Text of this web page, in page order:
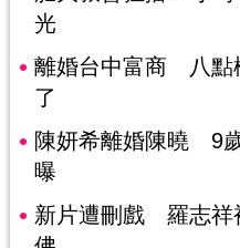
光
離婚台中富商 八點
了
陳妍希離婚陳曉 9
曝
新片遭刪戲 羅志祥